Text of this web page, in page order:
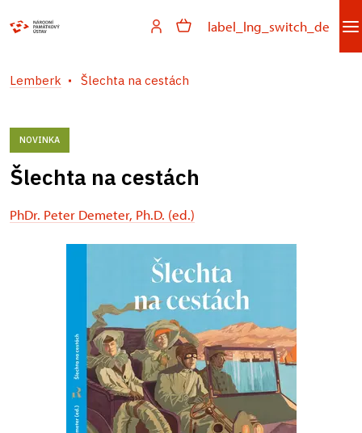
label_lng_switch_de
Lemberk Šlechta na cestách
NOVINKA
Šlechta na cestách
PhDr. Peter Demeter, Ph.D. (ed.)